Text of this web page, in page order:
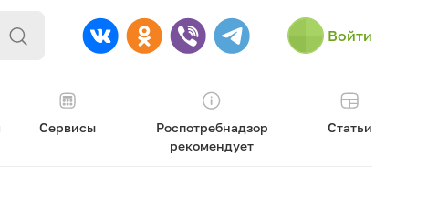
Войти
Сервисы
Роспотребнадзор
рекомендует
Статьи